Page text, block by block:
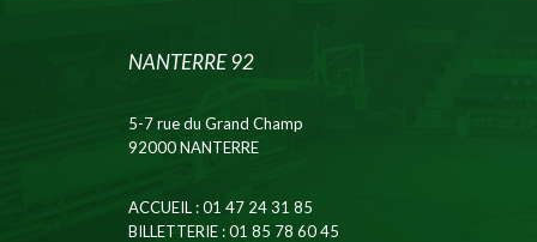
NANTERRE 92
5-7 rue du Grand Champ
92000 NANTERRE
ACCUEIL: 01 47 24 31 85
BILLETTERIE: 01 85 78 60 45